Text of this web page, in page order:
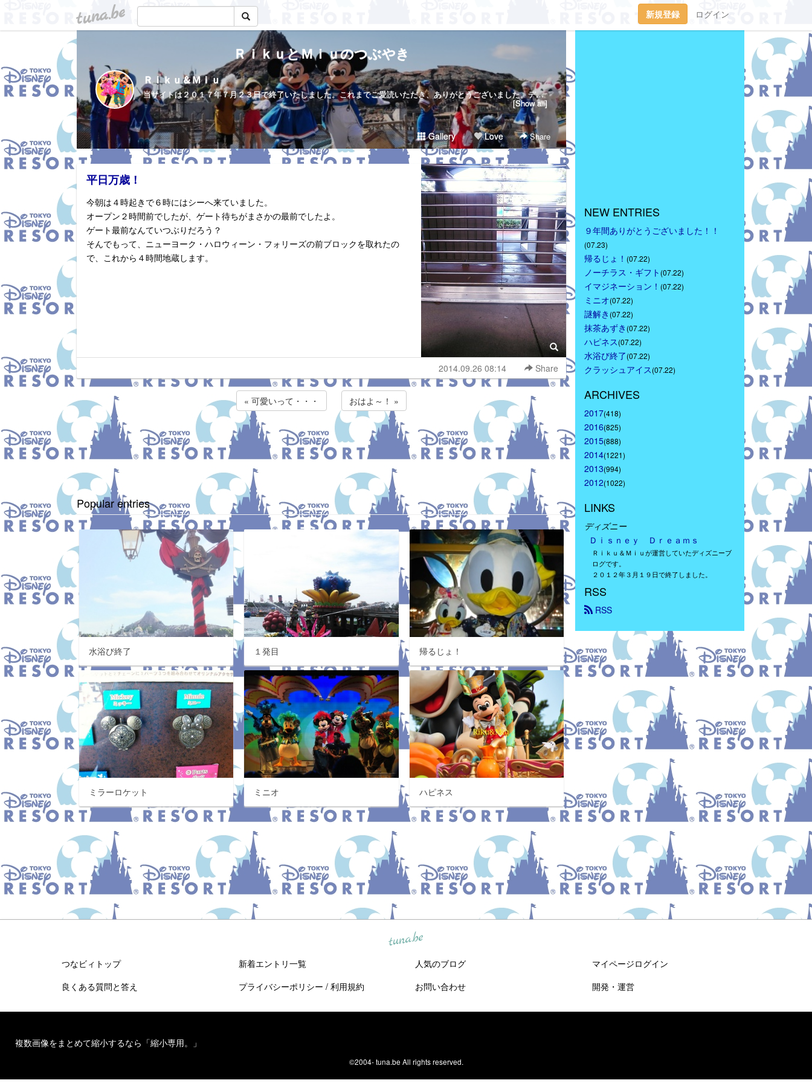
tuna.be 新規登録 ログイン
ＲｉｋｕとＭｉｕのつぶやき
Ｒｉｋｕ＆Ｍｉｕ
当サイトは２０１７年７月２３日で終了いたしました。これまでご愛読いただき、ありがとうございました。ディズニー大好き夫婦のＲｉｋｕ＆Ｍｉｕです。日々の他愛も無いことを呟きます。＜管理人＞Ｒｉｋｕ（夫）→妻の影響でディズニー好きになったにわかファンＭｉｕ（妻）→子供の頃から根っからのディズニー好きＤｉｓｎｅｙ Ｄｒｅａｍｓhttp://waltdisneymagic.blog135.fc2.com/２０１２年３月までＲｉｋｕ＆Ｍｉｕが運営していたディズニーブログです。
[Show all]
Gallery Love Share
平日万歳！
今朝は４時起きで６時にはシーへ来ていました。
オープン２時間前でしたが、ゲート待ちがまさかの最前でしたよ。
ゲート最前なんていつぶりだろう？
そんでもって、ニューヨーク・ハロウィーン・フォリーズの前ブロックを取れたの
で、これから４時間地蔵します。
2014.09.26 08:14 Share
« 可愛いって・・・ おはよ～！ »
Popular entries
水浴び終了 １発目 帰るじょ！
ミラーロケット ミニオ ハピネス
NEW ENTRIES
９年間ありがとうございました！！
(07.23)
帰るじょ！ (07.22)
ノーチラス・ギフト(07.22)
イマジネーション！ (07.22)
ミニオ(07.22)
謎解き(07.22)
抹茶あずき(07.22)
ハピネス(07.22)
水浴び終了(07.22)
クラッシュアイス(07.22)
ARCHIVES
2017(418)
2016(825)
2015(888)
2014(1221)
2013(994)
2012(1022)
LINKS
ディズニー
Ｄｉｓｎｅｙ　Ｄｒｅａｍｓ
Ｒｉｋｕ＆Ｍｉｕが運営していたディズニーブ
ログです。
２０１２年３月１９日で終了しました。
RSS
RSS
tuna.be
つなビィトップ 新着エントリ一覧 人気のブログ
マイページログイン
良くある質問と答え
プライバシーポリシー / 利用規約 お問い合わせ 開発・運営
複数画像をまとめて縮小するなら「縮小専用。」
©2004-tuna.be All rights reserved.